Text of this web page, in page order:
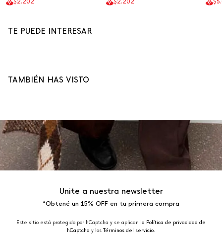
$2.202 $2.202
TE PUEDE INTERESAR
TAMBIÉN HAS VISTO
Unite a nuestra newsletter
*Obtené un 15% OFF en tu primera compra
Este sitio está protegido por hCaptcha y se aplican la Política de privacidad de
hCaptcha y los Términos del servicio.